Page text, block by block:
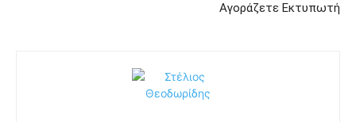
Αγοράζετε Εκτυπωτή